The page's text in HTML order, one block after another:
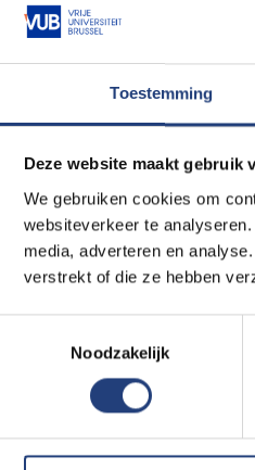
Toestemming
Deze website maakt gebruik
We gebruiken cookies om
websiteverkeer te
media, adverteren en
verstrekt of die ze hebben
Noodzakelijk
Brussel heeft het
betwistbare interventies. Maar
door theoretische stromingen
belast met erfgoedbeleid
bibliotheken, archiefcentra en
voorafgaande theoretische
ook bedoeld om